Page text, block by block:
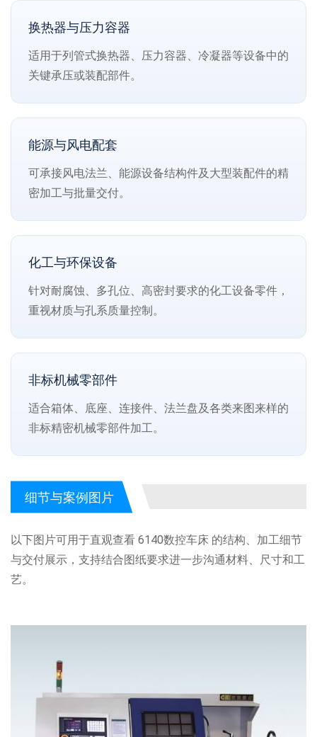
换热器与压力容器
适用于列管式换热器、压力容器、冷凝器等设备中的
关键承压或装配部件。
能源与风电配套
可承接风电法兰、能源设备结构件及大型装配件的精
密加工与批量交付。
化工与环保设备
针对耐腐蚀、多孔位、高密封要求的化工设备零件，
重视材质与孔系质量控制。
非标机械零部件
适合箱体、底座、连接件、法兰盘及各类来图来样的
非标精密机械零部件加工。
细节与案例图片
以下图片可用于直观查看 6140数控车床 的结构、加工细节
与交付展示，支持结合图纸要求进一步沟通材料、尺寸和工
艺。